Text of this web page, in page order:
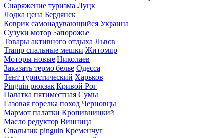
Снаряжение туризма Луцк
Лодка цена Бердянск
Коврик самонадувающийся Украина
Сузуки мотор Запорожье
Товары активного отдыха Львов
Tramp спальные мешки Житомир
Моторы новые Николаев
Заказать термо белье Одесса
Тент туристический Харьков
Pinguin рюкзак Кривой Рог
Палатка пятиместная Сумы
Газовая горелка поход Черновцы
Мармот палатки Кропивницкий
Масло редуктор Винница
Спальник pinguin Кременчуг